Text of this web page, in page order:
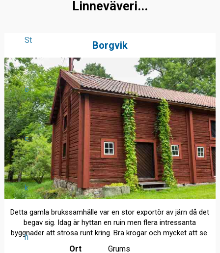
St
o
c
k
h
Linneväveri...
Borgvik
Detta gamla brukssamhälle var en stor exportör av järn då det
begav sig. Idag är hyttan en ruin men flera intressanta
byggnader att strosa runt kring. Bra krogar och mycket att se.
Ort Grums